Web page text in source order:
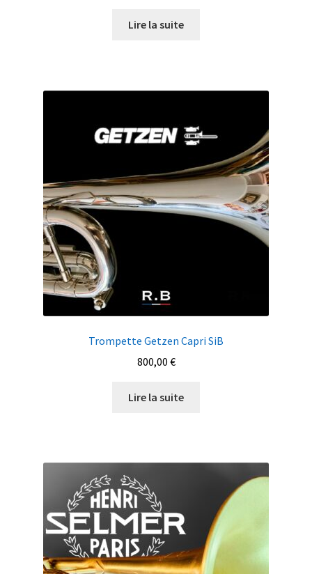
Lire la suite
Trompette Getzen Capri SiB
800,00 €
Lire la suite